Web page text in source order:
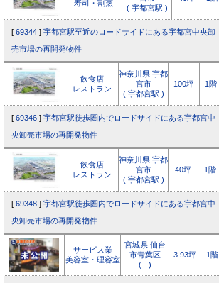
寿司・割烹
( 宇都宮駅 )
[ 69344 ] 宇都宮駅至近のロードサイドにある宇都宮中央卸
売市場の再開発物件
飲食店
レストラン
神奈川県 宇都
宮市
( 宇都宮駅 )
100坪 1階
[ 69346 ] 宇都宮駅徒歩圏内でロードサイドにある宇都宮中
央卸売市場の再開発物件
飲食店
レストラン
神奈川県 宇都
宮市
( 宇都宮駅 )
40坪 1階
[ 69348 ] 宇都宮駅徒歩圏内でロードサイドにある宇都宮中
央卸売市場の再開発物件
サービス業
美容室・理容室
宮城県 仙台
市青葉区
( - )
3.93坪 1階